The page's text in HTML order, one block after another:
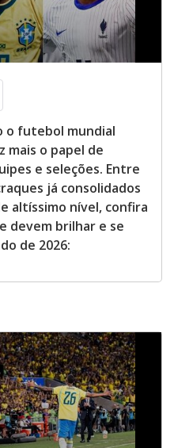
o futebol mundial
mais o papel de
e seleções. Entre
já consolidados
altíssimo nível, confira
devem brilhar e se
de 2026: